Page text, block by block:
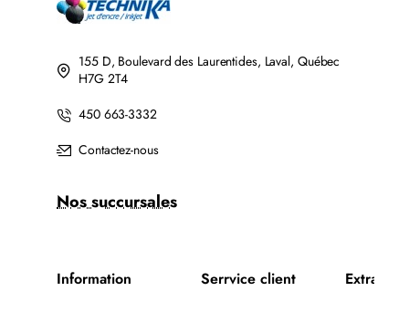
155 D, Boulevard des Laurentides, Laval, Québec
H7G 2T4
450 663-3332
Contactez-nous
Nos succursales
Information Serrvice client Extra